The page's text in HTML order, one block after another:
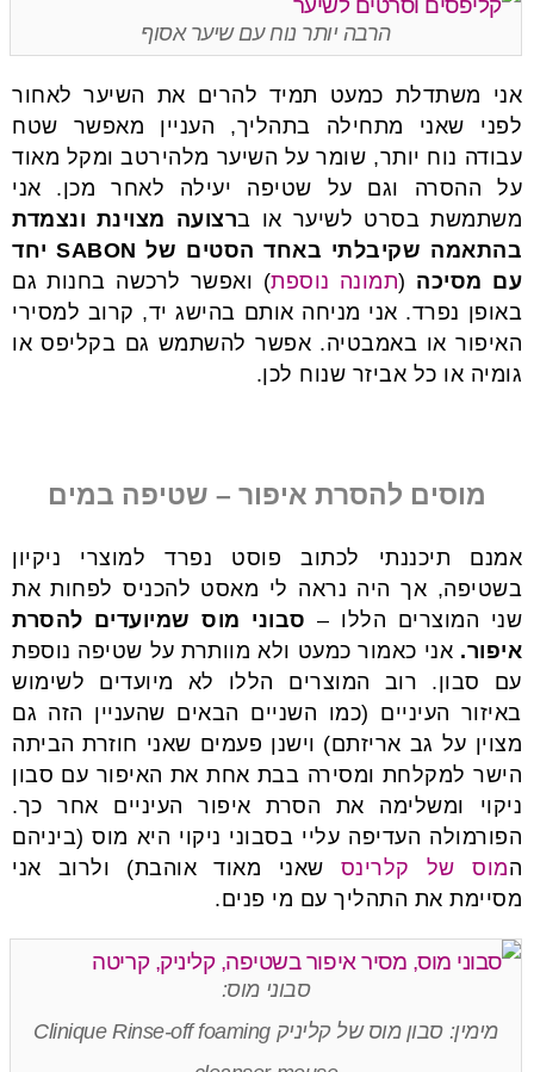
הרבה יותר נוח עם שיער אסוף
אני משתדלת כמעט תמיד להרים את השיער לאחור
לפני שאני מתחילה בתהליך, העניין מאפשר שטח
עבודה נוח יותר, שומר על השיער מלהירטב ומקל מאוד
על ההסרה וגם על שטיפה יעילה לאחר מכן. אני
משתמשת בסרט לשיער או ברצועה מצוינת ונצמדת
בהתאמה שקיבלתי באחד הסטים של SABON יחד
עם מסיכה (תמונה נוספת) ואפשר לרכשה בחנות גם
באופן נפרד. אני מניחה אותם בהישג יד, קרוב למסירי
האיפור או באמבטיה. אפשר להשתמש גם בקליפס או
גומיה או כל אביזר שנוח לכן.
מוסים להסרת איפור – שטיפה במים
אמנם תיכננתי לכתוב פוסט נפרד למוצרי ניקיון
בשטיפה, אך היה נראה לי מאסט להכניס לפחות את
שני המוצרים הללו – סבוני מוס שמיועדים להסרת
איפור. אני כאמור כמעט ולא מוותרת על שטיפה נוספת
עם סבון. רוב המוצרים הללו לא מיועדים לשימוש
באיזור העיניים (כמו השניים הבאים שהעניין הזה גם
מצוין על גב אריזתם) וישנן פעמים שאני חוזרת הביתה
הישר למקלחת ומסירה בבת אחת את האיפור עם סבון
ניקוי ומשלימה את הסרת איפור העיניים אחר כך.
הפורמולה העדיפה עליי בסבוני ניקוי היא מוס (ביניהם
המוס של קלרינס שאני מאוד אוהבת) ולרוב אני
מסיימת את התהליך עם מי פנים.
סבוני מוס:
מימין: סבון מוס של קליניק Clinique Rinse-off foaming